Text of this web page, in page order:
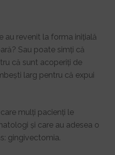
au revenit la forma inițială
Sau poate simți că
că sunt acoperiți de
larg pentru că expui
mulți pacienți le
și care au adesea o
gingivectomia.